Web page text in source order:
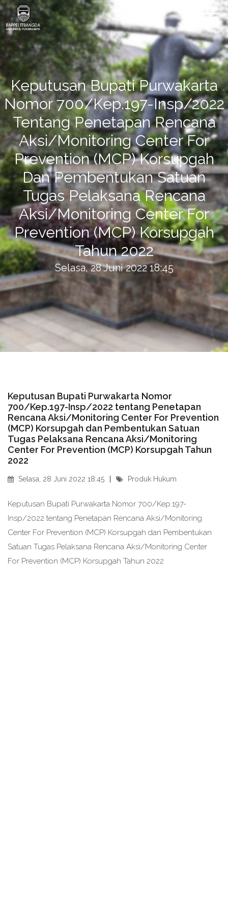
Keputusan Bupati Purwakarta
Nomor 700/Kep.197-Insp/2022
Tentang Penetapan Rencana
Aksi/Monitoring Center For
Prevention (MCP) Korsupgah
Dan Pembentukan Satuan
Tugas Pelaksana Rencana
Aksi/Monitoring Center For
Prevention (MCP) Korsupgah
Tahun 2022
Selasa, 28 Juni 2022 18:45
Keputusan Bupati Purwakarta Nomor
700/Kep.197-Insp/2022 tentang Penetapan
Rencana Aksi/Monitoring Center For Prevention
(MCP) Korsupgah dan Pembentukan Satuan
Tugas Pelaksana Rencana Aksi/Monitoring
Center For Prevention (MCP) Korsupgah Tahun
2022
Selasa, 28 Juni 2022 18:45 Produk Hukum
Keputusan Bupati Purwakarta Nomor 700/Kep.197-
Insp/2022 tentang Penetapan Rencana Aksi/Monitoring
Center For Prevention (MCP) Korsupgah dan Pembentukan
Satuan Tugas Pelaksana Rencana Aksi/Monitoring Center
For Prevention (MCP) Korsupgah Tahun 2022